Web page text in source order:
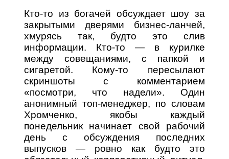
Кто-то из богачей обсуждает шоу за
закрытыми дверями бизнес-ланчей,
хмурясь так, будто это слив
информации. Кто-то — в курилке
между совещаниями, с папкой и
сигаретой. Кому-то пересылают
скриншоты с комментарием
«посмотри, что надели». Один
анонимный топ-менеджер, по словам
Хромченко, якобы каждый
понедельник начинает свой рабочий
день с обсуждения последних
выпусков — ровно как будто это